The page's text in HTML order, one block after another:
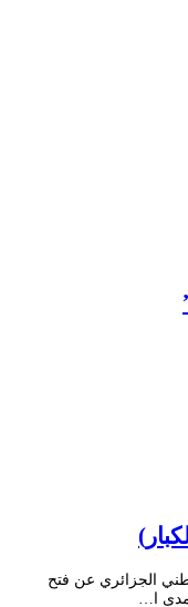
الجزائري عن فتح
ا…